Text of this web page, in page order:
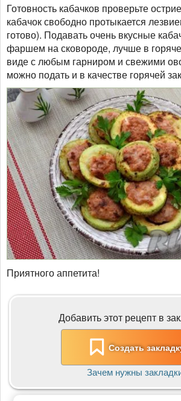
Готовность кабачков проверьте
кабачок свободно протыкается
готово). Подавать очень вкусные
фаршем на сковороде, лучше в
виде с любым гарниром и свежими
можно подать и в качестве горячей
Приятного аппетита!
Добавить этот рецепт в
Создать
Зачем нужны